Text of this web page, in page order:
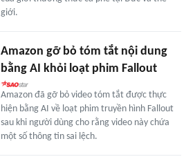
giới.
Amazon gỡ bỏ tóm tắt nội dung
bằng AI khỏi loạt phim Fallout
Amazon đã gỡ bỏ video tóm tắt được thực
hiện bằng AI về loạt phim truyền hình Fallout
sau khi người dùng cho rằng video này chứa
một số thông tin sai lệch.